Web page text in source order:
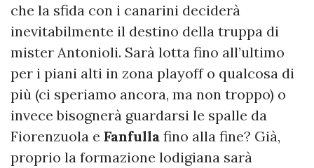
che la sfida con i canarini deciderà
inevitabilmente il destino della truppa di
mister Antonioli. Sarà lotta fino all’ultimo
per i piani alti in zona playoff o qualcosa di
più (ci speriamo ancora, ma non troppo) o
invece bisognerà guardarsi le spalle da
Fiorenzuola e Fanfulla fino alla fine? Già,
proprio la formazione lodigiana sarà